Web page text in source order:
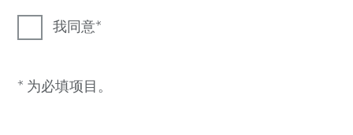
我同意
* 为必填项目。